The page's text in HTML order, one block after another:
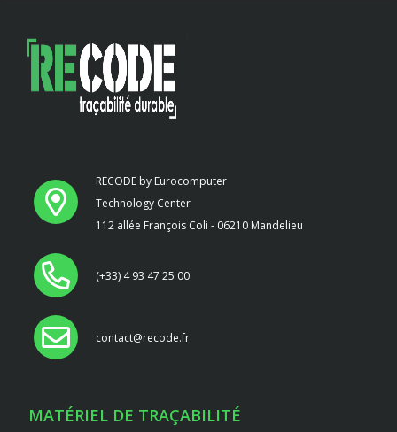
RECODE by Eurocomputer
Technology Center
112 allée François Coli - 06210 Mandelieu
(+33) 4 93 47 25 00
contact@recode.fr
MATÉRIEL DE TRAÇABILITÉ